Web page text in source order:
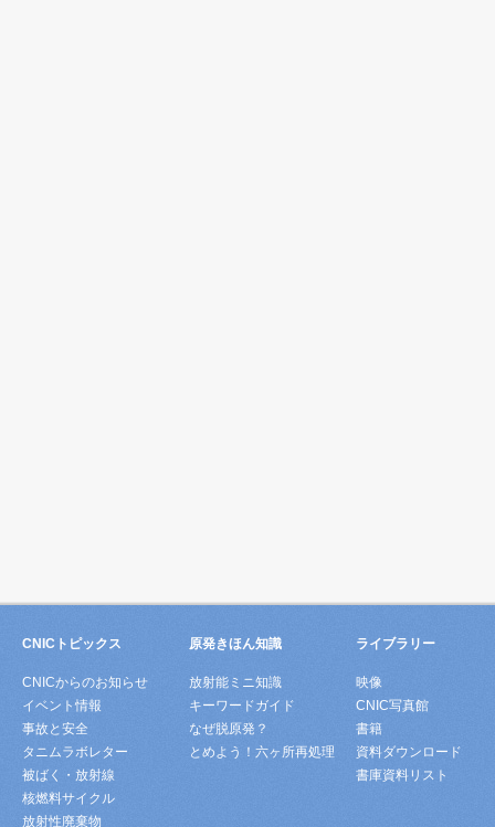
CNICトピックス
CNICからのお知らせ
イベント情報
事故と安全
タニムラボレター
被ばく・放射線
核燃料サイクル
放射性廃棄物
原発きほん知識
放射能ミニ知識
キーワードガイド
なぜ脱原発？
とめよう！六ヶ所再処理
ライブラリー
映像
CNIC写真館
書籍
資料ダウンロード
書庫資料リスト